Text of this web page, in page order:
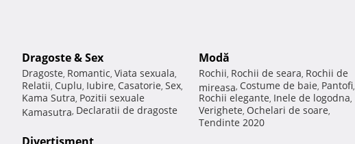
Dragoste & Sex
Dragoste, Romantic, Viata sexuala,
Relatii, Cuplu, Iubire, Casatorie, Sex,
Kama Sutra, Pozitii sexuale
Kamasutra, Declaratii de dragoste
Modă
Rochii, Rochii de seara, Rochii de
mireasa, Costume de baie, Pantofi,
Rochii elegante, Inele de logodna,
Verighete, Ochelari de soare,
Tendinte 2020